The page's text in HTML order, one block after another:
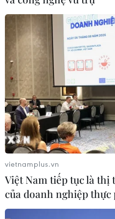
sẽ hoàn thành, khai thác
nay
05/08/2026 07:14
Sân bay Nội Bài cho xe
trả, khách trước sảnh tại
05/08/2026 04:01
Lâm Đồng: Bám sát tiến
bay Liên Khương mở cửa
19/8
05/08/2026 02:19
vietnamplus.vn
Việt Nam tiếp tục là thị
của doanh nghiệp thực